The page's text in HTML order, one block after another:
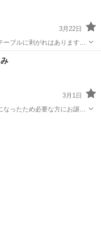
3月22日
ーブルに剥がれはあります
は写真をご確認ください。
3月1日
ったため必要な方にお譲り